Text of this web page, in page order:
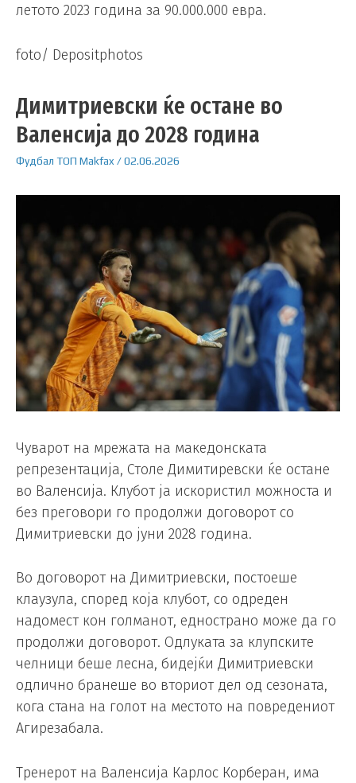
летото 2023 година за 90.000.000 евра.
foto/ Depositphotos
Димитриевски ќе остане во
Валенсија до 2028 година
Фудбал ТОП Makfax/02.06.2026
Чуварот на мрежата на македонската
репрезентација, Столе Димитиревски ќе остане
во Валенсија. Клубот ја искористил можноста и
без преговори го продолжи договорот со
Димитриевски до јуни 2028 година.
Во договорот на Димитриевски, постоеше
клаузула, според која клубот, со одреден
надомест кон голманот, еднострано може да го
продолжи договорот. Одлуката за клупските
челници беше лесна, бидејќи Димитриевски
одлично бранеше во вториот дел од сезоната,
кога стана на голот на местото на повредениот
Агирезабала.
Тренерот на Валенсија Карлос Корберан, има